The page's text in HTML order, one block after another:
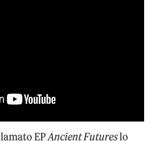
EPAncient Futureslo